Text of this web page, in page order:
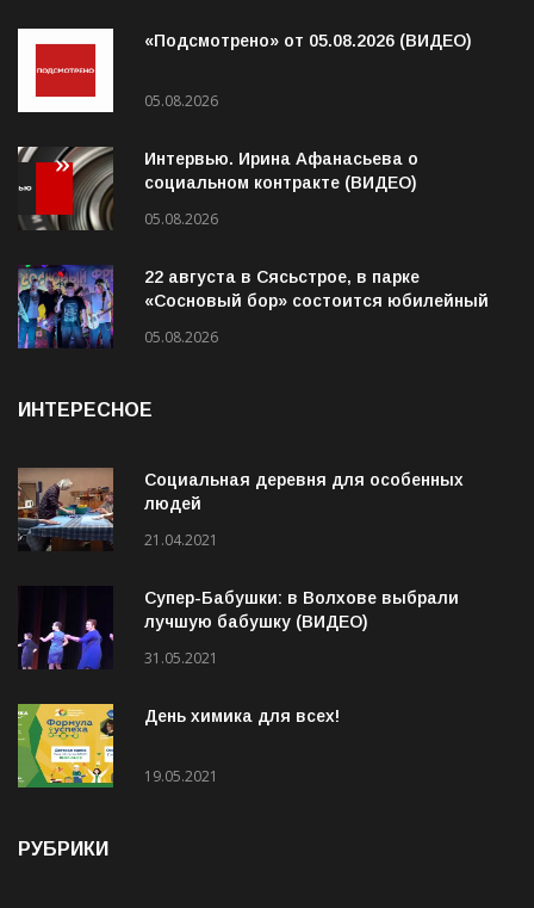
«Подсмотрено» от 05.08.2026 (ВИДЕО)
05.08.2026
Интервью. Ирина Афанасьева о
05.08.2026
22 августа в Сясьстрое, в парке
Социальная деревня для особенных
21.04.2021
Супер-Бабушки: в Волхове выбрали
31.05.2021
День химика для всех!